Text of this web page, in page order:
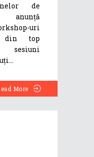
de
uri
din top
sesiuni
More